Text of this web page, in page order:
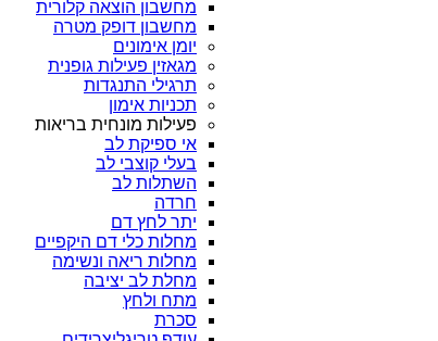
מחשבון הוצאה קלורית
מחשבון דופק מטרה
יומן אימונים
מגאזין פעילות גופנית
תרגילי התנגדות
תכניות אימון
פעילות מונחית בריאות
אי ספיקת לב
בעלי קוצבי לב
השתלות לב
חרדה
יתר לחץ דם
מחלות כלי דם היקפיים
מחלות ריאה ונשימה
מחלת לב יציבה
מתח ולחץ
סכרת